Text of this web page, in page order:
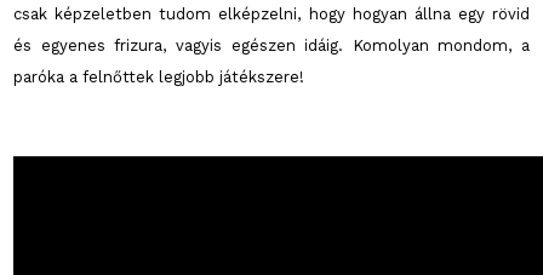
csak képzeletben tudom elképzelni, hogy hogyan állna egy rövid
és egyenes frizura, vagyis egészen idáig. Komolyan mondom, a
paróka a felnőttek legjobb játékszere!